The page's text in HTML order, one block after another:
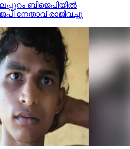
ബിജെപിയില്‍
നേതാവ് രാജിവച്ചു